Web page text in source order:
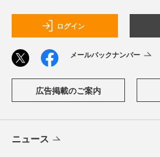
ログイン
メールバックナンバー
広告掲載のご案内
ニュース